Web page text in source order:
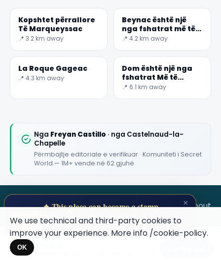
Kopshtet përrallore
Të Marqueyssac
📍 3.2 km away
Beynac është një
nga fshatrat më të
bukura Në Francë
📍 4.2 km away
La Roque Gageac
📍 4.3 km away
Dom është një nga
fshatrat Më të
bukura Të Francës.
📍 6.1 km away
Nga Freyan Castillo · nga Castelnaud-la-
Chapelle
Përmbajtje editoriale e verifikuar · Komuniteti i Secret
World — 1M+ vende në 62 gjuhë
SECRET WORLD TermsPrivacyAbout
We use technical and third-party cookies to
improve your experience. More info /cookie-policy.
OK
× Secret World
Hidden places, real stories — plan your trip
×
✦ This place can become a stamp
Collect secret places in your Secret